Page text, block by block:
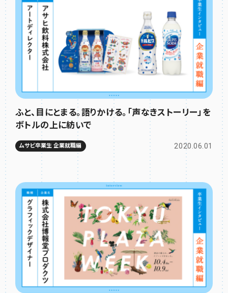
ふと、目にとまる。語りかける。「声なきストーリー」を
ボトルの上に紡いで
ムサビ卒業生 企業就職編 2020.06.01